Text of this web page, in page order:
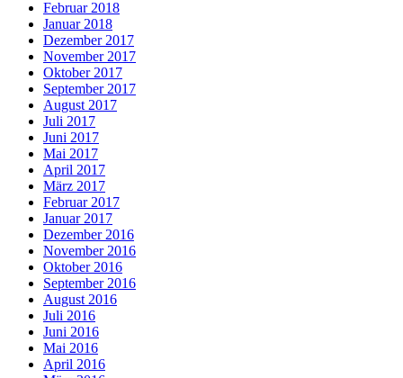
Februar 2018
Januar 2018
Dezember 2017
November 2017
Oktober 2017
September 2017
August 2017
Juli 2017
Juni 2017
Mai 2017
April 2017
März 2017
Februar 2017
Januar 2017
Dezember 2016
November 2016
Oktober 2016
September 2016
August 2016
Juli 2016
Juni 2016
Mai 2016
April 2016